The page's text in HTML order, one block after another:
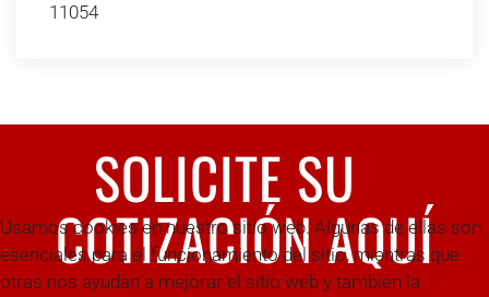
11054
SOLICITE SU
COTIZACIÓN AQUÍ
Usamos cookies en nuestro sitio web. Algunas de ellas son
esenciales para el funcionamiento del sitio, mientras que
otras nos ayudan a mejorar el sitio web y también la